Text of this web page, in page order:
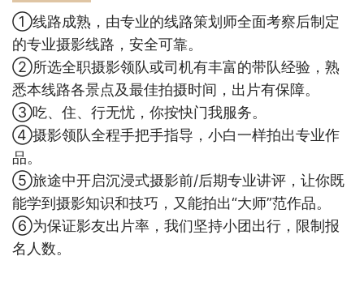
①线路成熟，由专业的线路策划师全面考察后制定
的专业摄影线路，安全可靠。
②所选全职摄影领队或司机有丰富的带队经验，熟
悉本线路各景点及最佳拍摄时间，出片有保障。
③吃、住、行无忧，你按快门我服务。
④摄影领队全程手把手指导，小白一样拍出专业作
品。
⑤旅途中开启沉浸式摄影前/后期专业讲评，让你既
能学到摄影知识和技巧，又能拍出“大师”范作品。
⑥为保证影友出片率，我们坚持小团出行，限制报
名人数。